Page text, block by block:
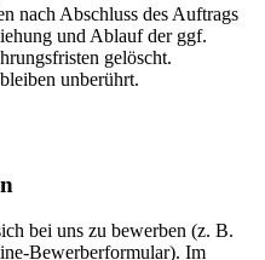
nach Abschluss des Auftrags
und Ablauf der ggf.
gelöscht.
unberührt.
bei uns zu bewerben (z. B.
Bewerberformular). Im